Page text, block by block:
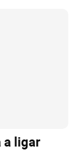
a ligar